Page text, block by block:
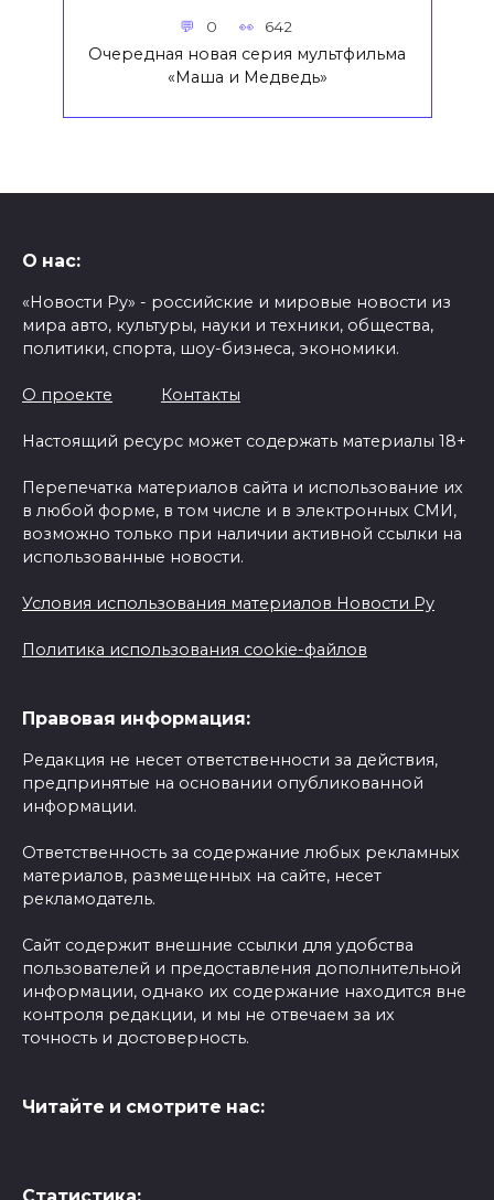
0 642
Очередная новая серия мультфильма
«Маша и Медведь»
О нас:
«Новости Ру» - российские и мировые новости из
мира авто, культуры, науки и техники, общества,
политики, спорта, шоу-бизнеса, экономики.
О проекте Контакты
Настоящий ресурс может содержать материалы 18+
Перепечатка материалов сайта и использование их
в любой форме, в том числе и в электронных СМИ,
возможно только при наличии активной ссылки на
использованные новости.
Условия использования материалов Новости Ру
Политика использования cookie-файлов
Правовая информация:
Редакция не несет ответственности за действия,
предпринятые на основании опубликованной
информации.
Ответственность за содержание любых рекламных
материалов, размещенных на сайте, несет
рекламодатель.
Сайт содержит внешние ссылки для удобства
пользователей и предоставления дополнительной
информации, однако их содержание находится вне
контроля редакции, и мы не отвечаем за их
точность и достоверность.
Читайте и смотрите нас: